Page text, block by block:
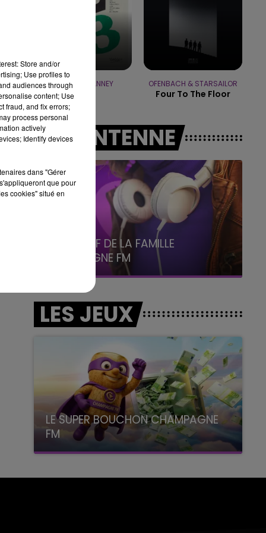
19h15 - 20h00
LA RADIO POP
KENDJI & VIANNEY
Le Feu
OFENBACH & STARSAILOR
Four To The Floor
A L'ANTENNE
La Famille
LES JEUX
LE SUPER BOUCHON CHAMPAGNE
FM
avec La Famille Champagne FM, à 8H10
Store and/or
Use profiles to
audiences through
content; Use
fraud, and fix errors;
process personal
actively
Identify devices
dans "Gérer
que pour
cookies" situé en